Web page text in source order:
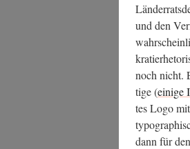
und den
noch nicht.
ti­ge (eini­ge
tes Logo
dann für